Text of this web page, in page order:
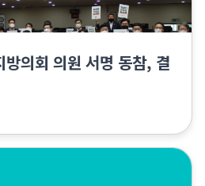
의회 의원 서명 동참, 결